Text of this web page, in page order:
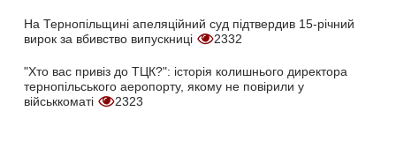
На Тернопільщині апеляційний суд підтвердив 15-річний
вирок за вбивство випускниці
2332
"Хто вас привіз до ТЦК?": історія колишнього директора
тернопільського аеропорту, якому не повірили у
військкоматі
2323